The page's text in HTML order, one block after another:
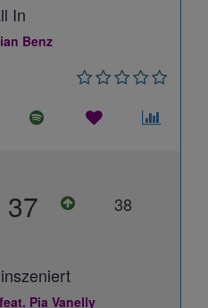
In
Benz
37 38
Pia Vanelly